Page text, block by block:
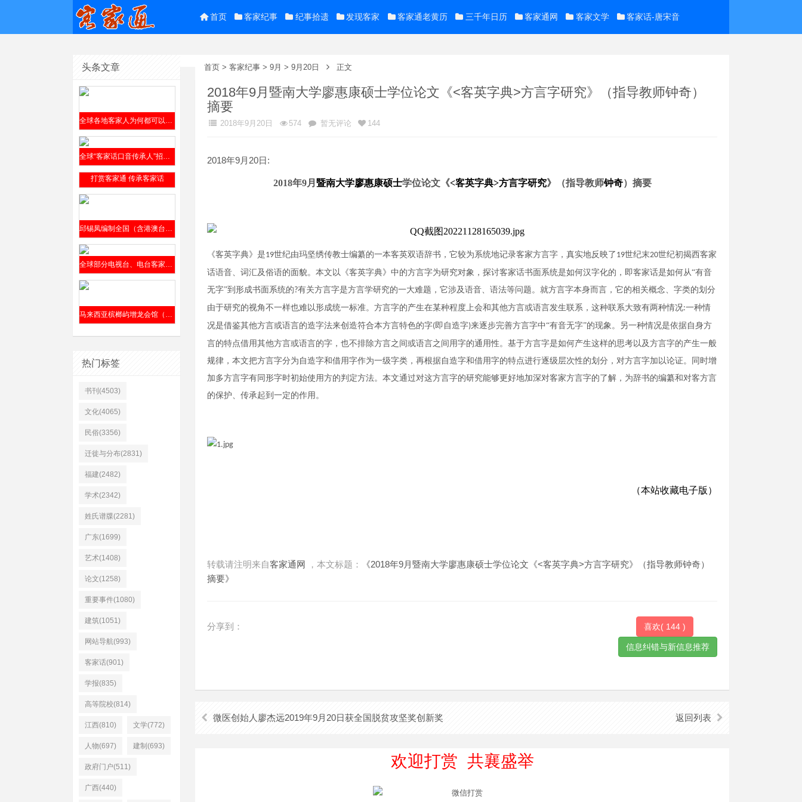
首页 客家纪事 纪事拾遗 发现客家 客家通老黄历 三千年日历 客家通网 客家文学 客家话-唐宋音
头条文章
全球各地客家人为何都可以参阅邱锡凤编撰的《客家方言上杭话大词典》？
全球“客家话口音传承人”招贤榜2019年9月4日公开发布
打赏客家通 传承客家话
邱锡凤编制全国（含港澳台）客家方言分布全表（征求意见稿）2019年8月12日发布
全球部分电视台、电台客家话节目介绍​
马来西亚槟榔屿增龙会馆（前身“仁胜公司”）清嘉庆六年（1801年）成立
热门标签
书刊(4503)
文化(4065)
民俗(3356)
迁徙与分布(2831)
福建(2482)
学术(2342)
姓氏谱牒(2281)
广东(1699)
艺术(1408)
论文(1258)
重要事件(1080)
建筑(1051)
网站导航(993)
客家话(901)
学报(835)
高等院校(814)
江西(810) 文学(772)
人物(697) 建制(693)
政府门户(511)
广西(440)
首页 > 客家纪事 > 9月 > 9月20日 正文
2018年9月暨南大学廖惠康硕士学位论文《<客英字典>方言字研究》（指导教师钟奇）
摘要
2018年9月20日 574 暂无评论 144
2018年9月20日:
2018年9月 暨南大学廖惠康硕士学位论文《<客英字典>方言字研究》（指导教师钟奇）摘要
《客英字典》是19世纪由玛坚绣传教士编纂的一本客英双语辞书，它较为系统地记录客家方言字，真实地反映了 19世纪末20世纪初揭西客家
话语音、词汇及俗语的面貌。本文以《客英字典》中的方言字为研究对象，探讨客家话书面系统是如何汉字化的，即客家话是如何从“有音
无字”到形成书面系统的?有关方言字是方言学研究的一大难题，它涉及语音、语法等问题。就方言字本身而言，它的相关概念、字类的划分
由于研究的视角不一样也难以形成统一标准。方言字的产生在某种程度上会和其他方言或语言发生联系，这种联系大致有两种情况:一种情
况是借鉴其他方言或语言的造字法来创造符合本方言特色的字(即自造字)来逐步完善方言字中“有音无字”的现象。另一种情况是依据自身方
言的特点借用其他方言或语言的字 ， 也不排除方言之间或语言之间用字的通用性。基于方言字是如何产生这样的思考以及方言字的产生一般
规律 ， 本文把方言字分为自造字和借用字作为一级字类 ， 再根据自造字和借用字的特点进行逐级层次性的划分，对方言字加以论证。同时增
加多方言字有同形字时初始使用方的判定方法。本文通过对这方言字的研究能够更好地加深对客家方言字的了解 ， 为辞书的编纂和对客方言
的保护、传承起到一定的作用。
（本站收藏电子版）
转载请注明来自客家通网 ，本文标题：
《2018年9月暨南大学廖惠康硕士学位论文《<客英字典>方言字研究》（指导教师钟奇）
摘要》
喜欢( 144 )
分享到：
微医创始人廖杰远2019年9月20日获全国脱贫攻坚奖创新奖 返回列表
欢迎打赏 共襄盛举